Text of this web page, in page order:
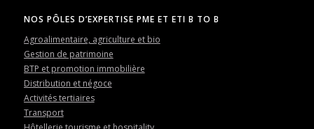
NOS PÔLES D’EXPERTISE PME ET ETI B TO B
Agroalimentaire, agriculture et bio
Gestion de patrimoine
BTP et promotion immobilière
Distribution et négoce
Activités tertiaires
Transport